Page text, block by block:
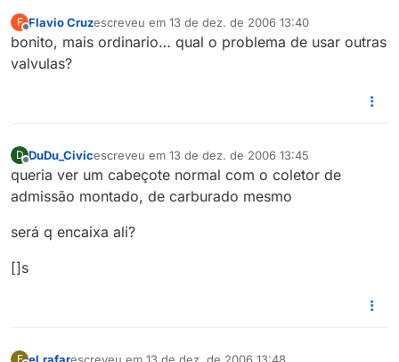
F
Offline
Flavio Cruzescreveu em 13 de dez. de 2006 13:40
última edição por
bonito, mais ordinario… qual o problema de usar outras
valvulas?
D
Offline
DuDu_Civicescreveu em 13 de dez. de 2006 13:45
última edição por
queria ver um cabeçote normal com o coletor de
admissão montado, de carburado mesmo
será q encaixa ali?
[]s
E